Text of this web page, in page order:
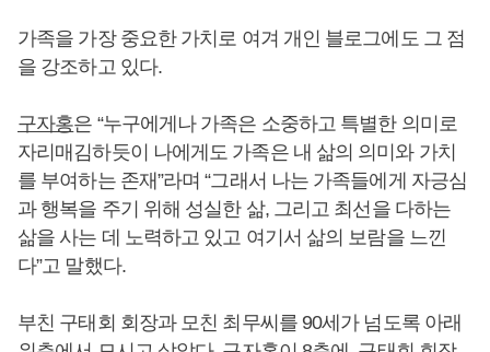
가족을 가장 중요한 가치로 여겨 개인 블로그에도 그 점
을 강조하고 있다.
구자홍은 “누구에게나 가족은 소중하고 특별한 의미로
자리매김하듯이 나에게도 가족은 내 삶의 의미와 가치
를 부여하는 존재”라며 “그래서 나는 가족들에게 자긍심
과 행복을 주기 위해 성실한 삶, 그리고 최선을 다하는
삶을 사는 데 노력하고 있고 여기서 삶의 보람을 느낀
다”고 말했다.
부친 구태회 회장과 모친 최무씨를 90세가 넘도록 아래